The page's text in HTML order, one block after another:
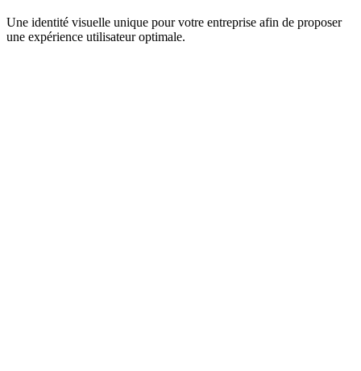
Une identité visuelle unique pour votre entreprise afin de proposer
une expérience utilisateur optimale.